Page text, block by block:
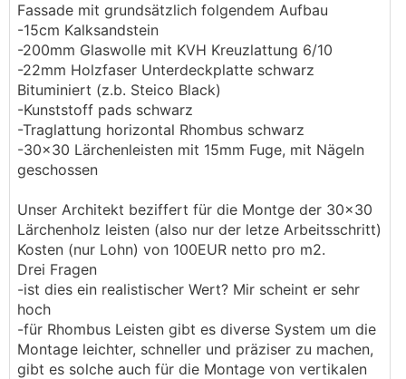
Fassade mit grundsätzlich folgendem Aufbau
-15cm Kalksandstein
-200mm Glaswolle mit KVH Kreuzlattung 6/10
-22mm Holzfaser Unterdeckplatte schwarz
Bituminiert (z.b. Steico Black)
-Kunststoff pads schwarz
-Traglattung horizontal Rhombus schwarz
-30x30 Lärchenleisten mit 15mm Fuge, mit Nägeln
geschossen
Unser Architekt beziffert für die Montge der 30x30
Lärchenholz leisten (also nur der letze Arbeitsschritt)
Kosten (nur Lohn) von 100EUR netto pro m2.
Drei Fragen
-ist dies ein realistischer Wert? Mir scheint er sehr
hoch
-für Rhombus Leisten gibt es diverse System um die
Montage leichter, schneller und präziser zu machen,
gibt es solche auch für die Montage von vertikalen